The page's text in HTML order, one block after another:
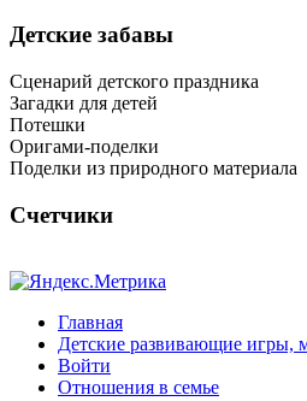
Детские забавы
Сценарий детского праздника
Загадки для детей
Потешки
Оригами-поделки
Поделки из природного материала
Счетчики
Главная
Детские развивающие игры,
Войти
Отношения в семье